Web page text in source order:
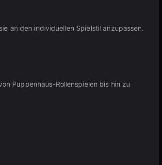
an den individuellen Spielstil anzupassen.
Puppenhaus-Rollenspielen bis hin zu